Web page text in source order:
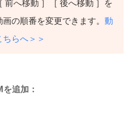
前へ移動 ］［ 後へ移動 ］を
の順番を変更できます。 動
らへ＞＞
追加：